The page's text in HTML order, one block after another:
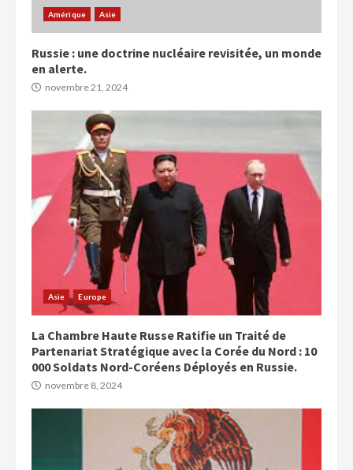
Amérique Asie
Russie : une doctrine nucléaire revisitée, un monde
en alerte.
novembre 21, 2024
Asie Europe
La Chambre Haute Russe Ratifie un Traité de
Partenariat Stratégique avec la Corée du Nord : 10
000 Soldats Nord-Coréens Déployés en Russie.
novembre 8, 2024